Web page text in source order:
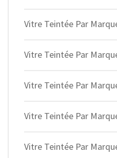
Vitre Teintée Par
Vitre Teintée Par
Vitre Teintée Par
Vitre Teintée Par
Vitre Teintée Par